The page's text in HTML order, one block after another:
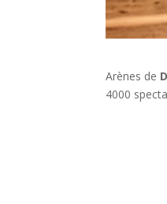
Arènes de
4000